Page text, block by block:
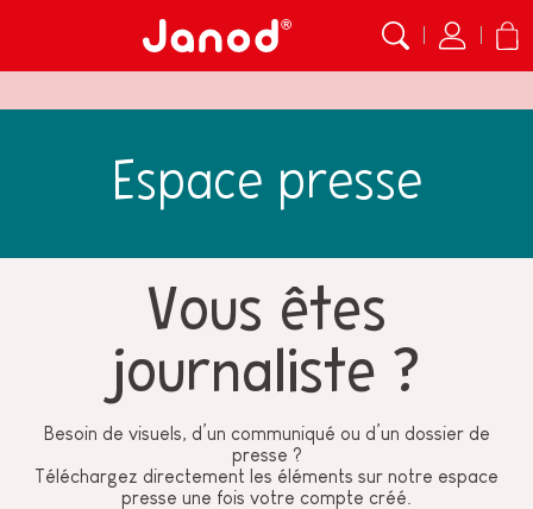
Espace presse
Vous êtes
journaliste ?
Besoin de visuels, d’un communiqué ou d’un dossier de
presse ?
Téléchargez directement les éléments sur notre espace
presse une fois votre compte créé.